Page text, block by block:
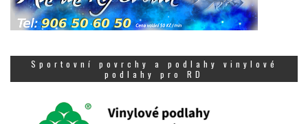
Sportovní povrchy a podlahy vinylové
podlahy pro RD